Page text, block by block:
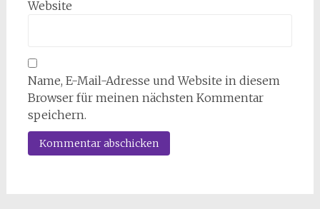
Website
Name, E-Mail-Adresse und Website in diesem
Browser für meinen nächsten Kommentar
speichern.